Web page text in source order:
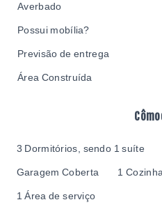
3 Dormitórios, sendo 1 suíte
Garagem Coberta 1 Cozinha
1 Área de serviço
Averbado
Possui mobília?
Previsão de entrega
Área Construída